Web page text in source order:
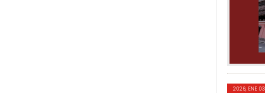
2026, ENE 03